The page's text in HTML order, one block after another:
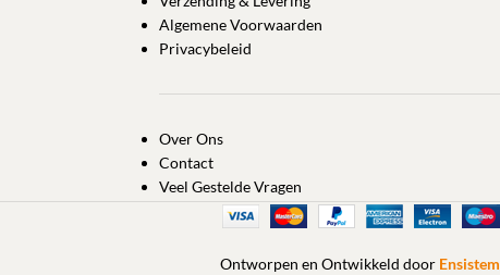
Algemene Voorwaarden
Privacybeleid
Over Ons
Contact
Veel Gestelde Vragen
Ontworpen en Ontwikkeld door Ensistem